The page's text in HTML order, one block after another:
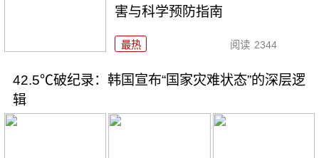
害与科学预防指南
最热 阅读 2344
42.5℃破纪录：韩国宣布“国家灾难状态”的深层逻
辑